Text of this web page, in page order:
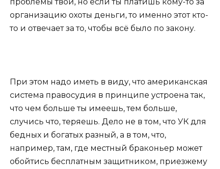
проблемы твои, но если ты платишь кому-то за
организацию охоты деньги, то именно этот кто-
то и отвечает за то, чтобы всё было по закону.
При этом надо иметь в виду, что американская
система правосудия в принципе устроена так,
что чем больше ты имеешь, тем больше,
случись что, теряешь. Дело не в том, что УК для
бедных и богатых разный, а в том, что,
например, там, где местный браконьер может
обойтись бесплатным защитником, приезжему